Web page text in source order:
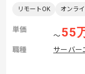
リモートOK オンラ
単価
〜55
職種
サーバー